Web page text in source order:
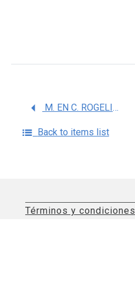
M. EN C. ROGELIO MONTERO CAMPOS
Back to items list
Términos y condiciones